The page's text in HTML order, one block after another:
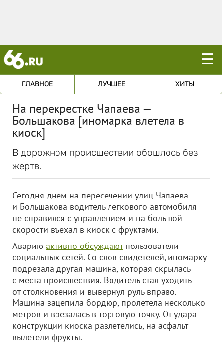
☰
ГЛАВНОЕ ЛУЧШЕЕ ХИТЫ
На перекрестке Чапаева —
Большакова [иномарка влетела в
киоск]
В дорожном происшествии обошлось без
жертв.
Сегодня днем на пересечении улиц Чапаева
и Большакова водитель легкового автомобиля
не справился с управлением и на большой
скорости въехал в киоск с фруктами.
Аварию активно обсуждаютпользователи
социальных сетей. Со слов свидетелей, иномарку
подрезала другая машина, которая скрылась
с места происшествия. Водитель стал уходить
от столкновения и вывернул руль вправо.
Машина зацепила бордюр, пролетела несколько
метров и врезалась в торговую точку. От удара
конструкции киоска разлетелись, на асфальт
вылетели фрукты.